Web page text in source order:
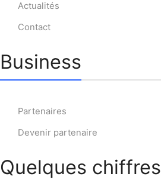
Actualités
Contact
Business
Partenaires
Devenir partenaire
Quelques chiffres